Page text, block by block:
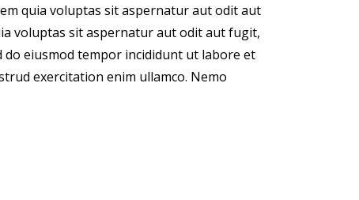
quia voluptas sit aspernatur aut odit aut
voluptas sit aspernatur aut odit aut fugit,
do eiusmod tempor incididunt ut labore et
exercitation enim ullamco. Nemo